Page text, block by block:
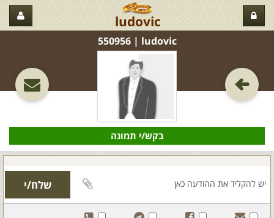
ludovic
ludovic‏ | 550956
בקש/י תמונה